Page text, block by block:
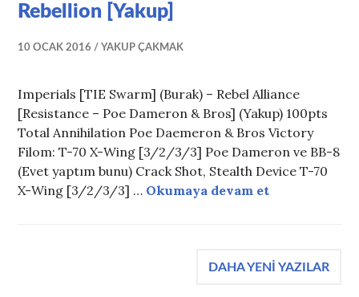
Rebellion [Yakup]
10 OCAK 2016 YAKUP ÇAKMAK
Imperials [TIE Swarm] (Burak) – Rebel Alliance
[Resistance – Poe Dameron & Bros] (Yakup) 100pts
Total Annihilation Poe Daemeron & Bros Victory
Filom: T-70 X-Wing [3/2/3/3] Poe Dameron ve BB-8
(Evet yaptım bunu) Crack Shot, Stealth Device T-70
X-Wing [3/2/3/3] … Okumaya devam etXWMG:
DAHA YENI YAZILAR